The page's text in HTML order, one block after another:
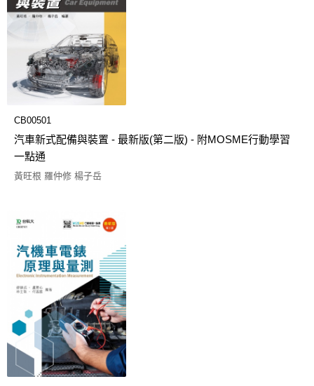
CB00501
汽車新式配備與裝置 - 最新版(第二版) - 附MOSME行動學習
一點通
黃旺根 羅仲修 楊子岳